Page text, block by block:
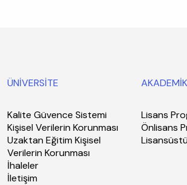
ÜNİVERSİTE
Kalite Güvence Sistemi
Kişisel Verilerin Korunması
Uzaktan Eğitim Kişisel
Verilerin Korunması
İhaleler
İletişim
AKADEMİK
Lisans
Önlisans